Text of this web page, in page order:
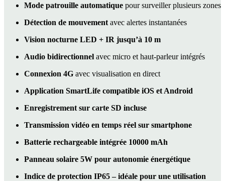
Mode patrouille automatique pour surveiller plusieurs zones
Détection de mouvement avec alertes instantanées
Vision nocturne LED + IR jusqu’à 10 m
Audio bidirectionnel avec micro et haut-parleur intégrés
Connexion 4G avec visualisation en direct
Application SmartLife compatible iOS et Android
Enregistrement sur carte SD incluse
Transmission vidéo en temps réel sur smartphone
Batterie rechargeable intégrée 10000 mAh
Panneau solaire 5W pour autonomie énergétique
Indice de protection IP65 – idéale pour une utilisation